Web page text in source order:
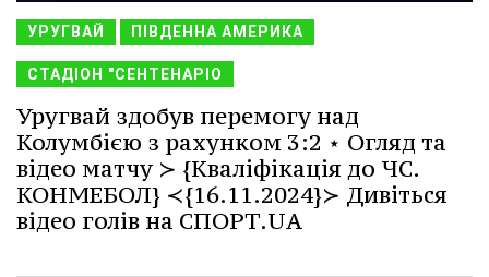
УРУГВАЙ ПІВДЕННА АМЕРИКА
СТАДІОН "СЕНТЕНАРІО
Уругвай здобув перемогу над
Колумбією з рахунком 3:2 ⋆ Огляд та
відео матчу ≻ {Кваліфікація до ЧС.
КОНМЕБОЛ} ≺{16.11.2024}≻ Дивіться
відео голів на СПОРТ.UA